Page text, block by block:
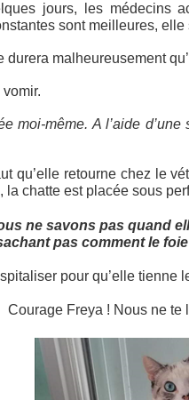
jours, les médecins
sont meilleures,
durera malheureusement
moi-même. A l’aide
qu’elle retourne chez le
la chatte est placée sous
ne savons pas quand
pas comment le
pour qu’elle
Courage Freya ! Nous ne te